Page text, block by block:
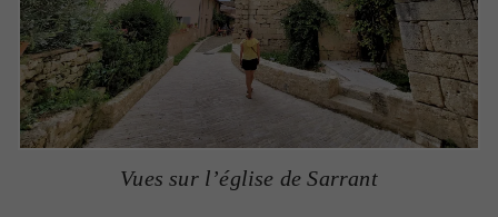
Vues sur l’église de Sarrant